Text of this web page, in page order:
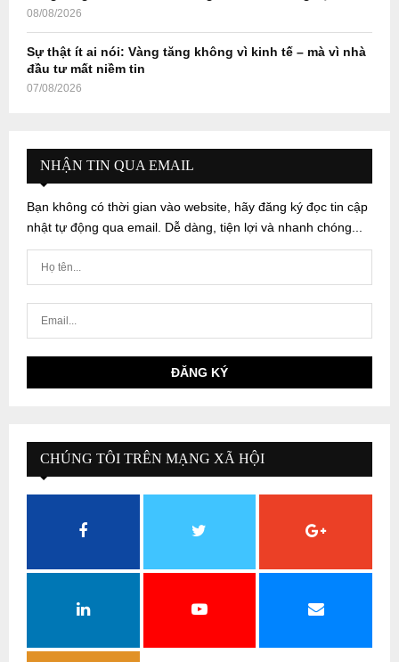
08/08/2026
Sự thật ít ai nói: Vàng tăng không vì kinh tế – mà vì nhà
đầu tư mất niềm tin
07/08/2026
NHẬN TIN QUA EMAIL
Bạn không có thời gian vào website, hãy đăng ký đọc tin cập
nhật tự động qua email. Dễ dàng, tiện lợi và nhanh chóng...
CHÚNG TÔI TRÊN MẠNG XÃ HỘI